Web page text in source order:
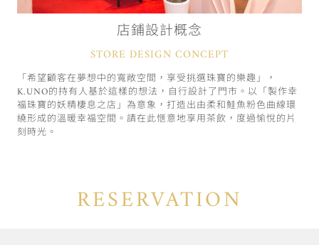
店鋪設計概念
STORE DESIGN CONCEPT
「希望顧客在夢想中的寬敞空間，享受挑選珠寶的樂趣」，
K.UNO的持有人基於這樣的想法，自行設計了門市。以「製作幸
福珠寶的妖精棲息之店」為意象，打造出由柔和鮭魚粉色曲線環
繞形成的溫暖幸福空間。請在此愜意地享用茶飲，度過愉悅的片
刻時光。
RESERVATION